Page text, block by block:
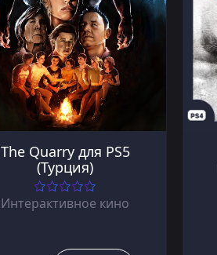
The Quarry для PS5
(Турция)
Интерактивное кино